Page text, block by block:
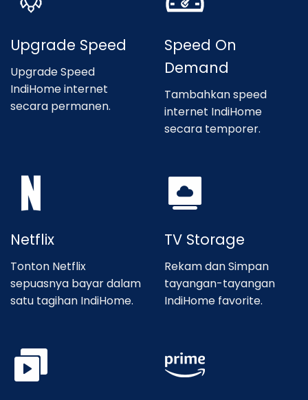
Upgrade Speed
Upgrade Speed
IndiHome internet
secara permanen.
Speed On
Demand
Tambahkan speed
internet IndiHome
secara temporer.
Netflix
Tonton Netflix
sepuasnya bayar dalam
satu tagihan IndiHome.
TV Storage
Rekam dan Simpan
tayangan-tayangan
IndiHome favorite.